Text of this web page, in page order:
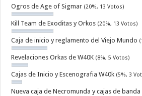
Ogros de Age of Sigmar (20%, 13 Votos)
Kill Team de Exoditas y Orkos (20%, 13 Votos)
Caja de inicio y reglamento del Viejo Mundo
Revelaciones Orkas de W40K (8%, 5 Votos)
Cajas de Inicio y Escenografia W40k (5%, 3
Nueva caja de Necromunda y cajas de banda